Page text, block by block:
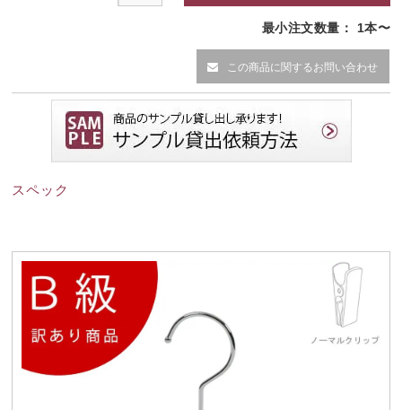
最小注文数量： 1本〜
この商品に関するお問い合わせ
スペック